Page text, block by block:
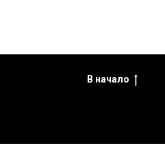
В начало